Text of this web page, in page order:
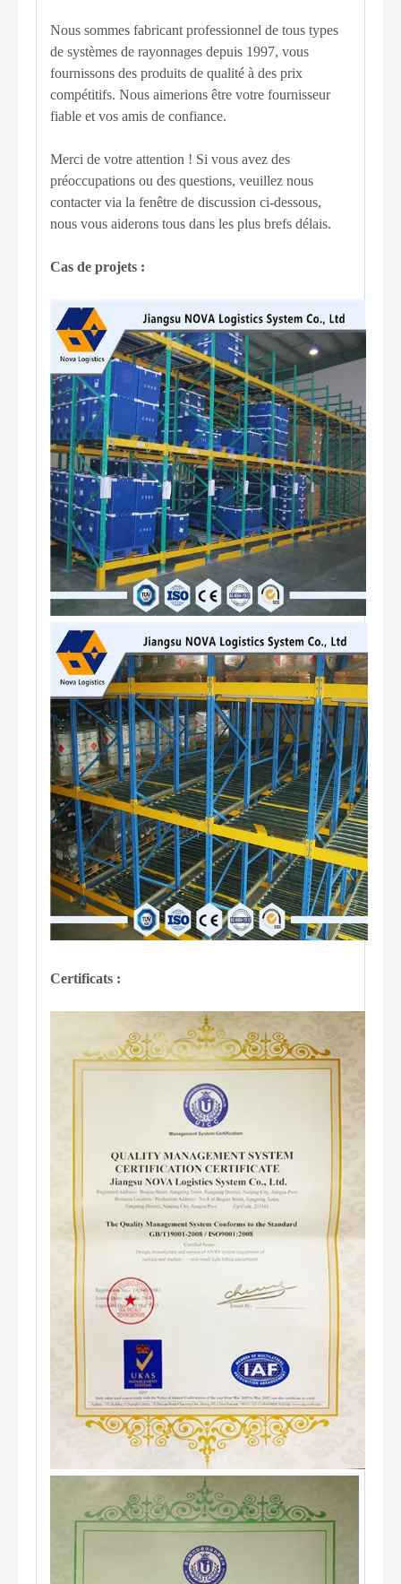
Nous sommes fabricant professionnel de tous types
de systèmes de rayonnages depuis 1997, vous
fournissons des produits de qualité à des prix
compétitifs. Nous aimerions être votre fournisseur
fiable et vos amis de confiance.
Merci de votre attention ! Si vous avez des
préoccupations ou des questions, veuillez nous
contacter via la fenêtre de discussion ci-dessous,
nous vous aiderons tous dans les plus brefs délais.
Cas de projets :
Certificats :